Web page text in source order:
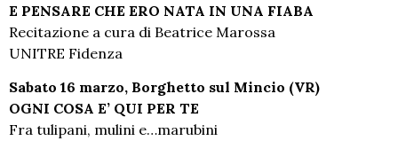
E PENSARE CHE ERO NATA IN UNA FIABA
Recitazione a cura di Beatrice Marossa
UNITRE Fidenza
Sabato 16 marzo, Borghetto sul Mincio (VR)
OGNI COSA E’ QUI PER TE
Fra tulipani, mulini e…marubini